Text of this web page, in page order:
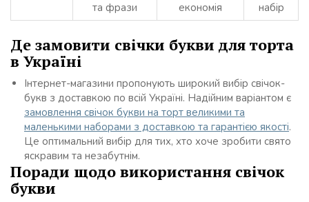
та фрази
економія
набір
Де замовити свічки букви для торта
в Україні
Інтернет-магазини пропонують широкий вибір свічок-
букв з доставкою по всій Україні. Надійним варіантом є
замовлення свічок букви на торт великими та
маленькими наборами з доставкою та гарантією якості.
Це оптимальний вибір для тих, хто хоче зробити свято
яскравим та незабутнім.
Поради щодо використання свічок
букви